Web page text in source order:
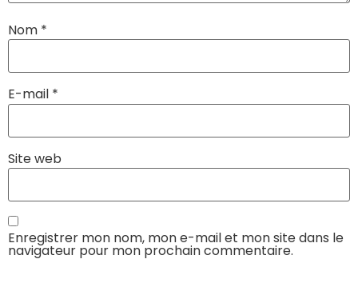
Nom *
E-mail *
Site web
Enregistrer mon nom, mon e-mail et mon site dans le
navigateur pour mon prochain commentaire.